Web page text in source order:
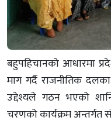
बहुपहिचानको आधारमा
माग गर्दै राजनीतिक
उद्देश्यले गठन भएको
चरणको कार्यक्रम अन्तर्गत